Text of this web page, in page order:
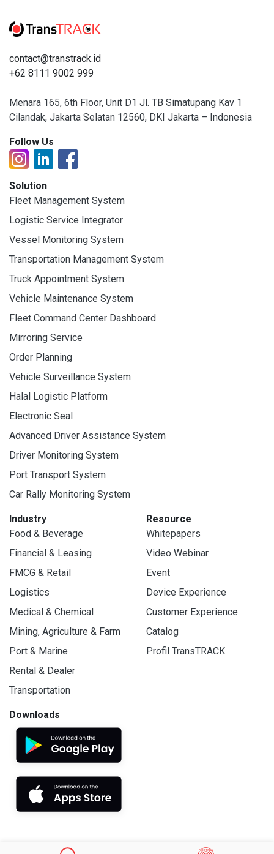
contact@transtrack.id
+62 8111 9002 999
Menara 165, 6th Floor, Unit D1 Jl. TB Simatupang Kav 1
Cilandak, Jakarta Selatan 12560, DKI Jakarta – Indonesia
Follow Us
Solution
Fleet Management System
Logistic Service Integrator
Vessel Monitoring System
Transportation Management System
Truck Appointment System
Vehicle Maintenance System
Fleet Command Center Dashboard
Mirroring Service
Order Planning
Vehicle Surveillance System
Halal Logistic Platform
Electronic Seal
Advanced Driver Assistance System
Driver Monitoring System
Port Transport System
Car Rally Monitoring System
Industry
Food & Beverage
Financial & Leasing
FMCG & Retail
Logistics
Medical & Chemical
Mining, Agriculture & Farm
Port & Marine
Rental & Dealer
Transportation
Resource
Whitepapers
Video Webinar
Event
Device Experience
Customer Experience
Catalog
Profil TransTRACK
Downloads